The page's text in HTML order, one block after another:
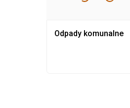
Odpady komunalne